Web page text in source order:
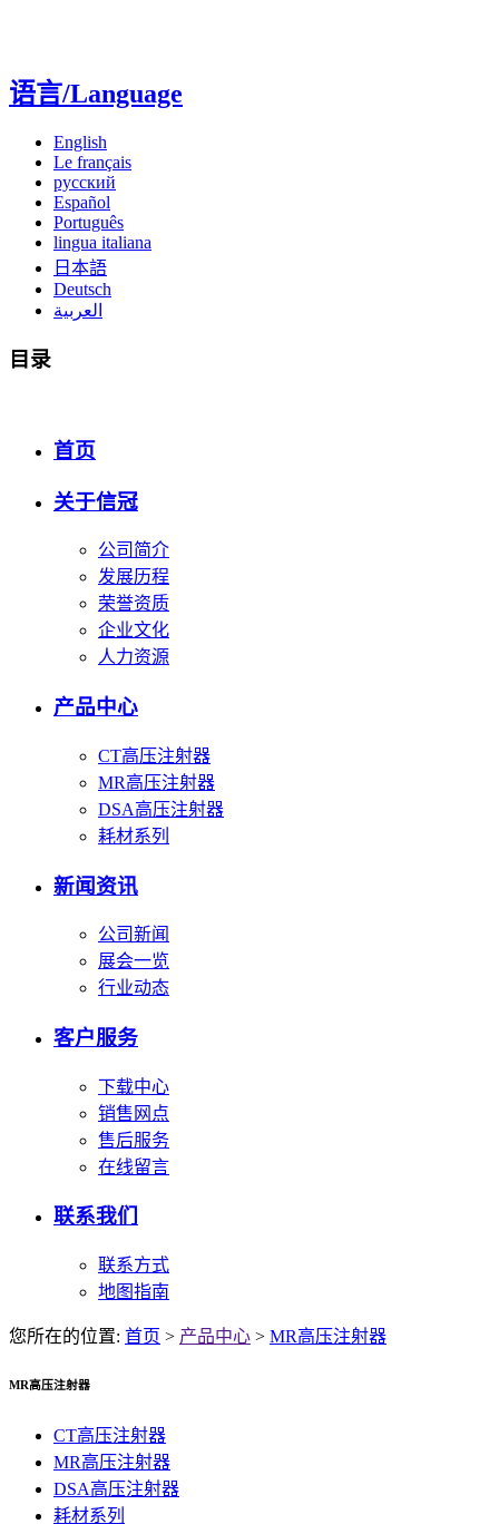
语言/Language
English
Le français
русский
Español
Português
lingua italiana
日本語
Deutsch
العربية
目录
首页
关于信冠
公司简介
发展历程
荣誉资质
企业文化
人力资源
产品中心
CT高压注射器
MR高压注射器
DSA高压注射器
耗材系列
新闻资讯
公司新闻
展会一览
行业动态
客户服务
下载中心
销售网点
售后服务
在线留言
联系我们
联系方式
地图指南
您所在的位置: 首页 > 产品中心 > MR高压注射器
MR高压注射器
CT高压注射器
MR高压注射器
DSA高压注射器
耗材系列